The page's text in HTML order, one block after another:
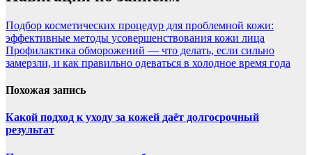
Подбор косметических процедур для проблемной кожи:
эффективные методы усовершенствования кожи лица
Профилактика обморожений — что делать, если сильно
замерзли, и как правильно одеваться в холодное время года
Похожая запись
Какой подход к уходу за кожей даёт долгосрочный
результат